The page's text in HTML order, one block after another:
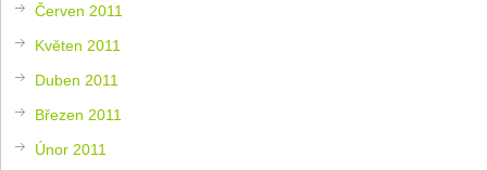
Červen 2011
Květen 2011
Duben 2011
Březen 2011
Únor 2011